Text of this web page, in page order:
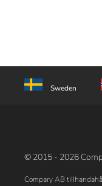
Sweden
© 2015 - 2026
Compary AB